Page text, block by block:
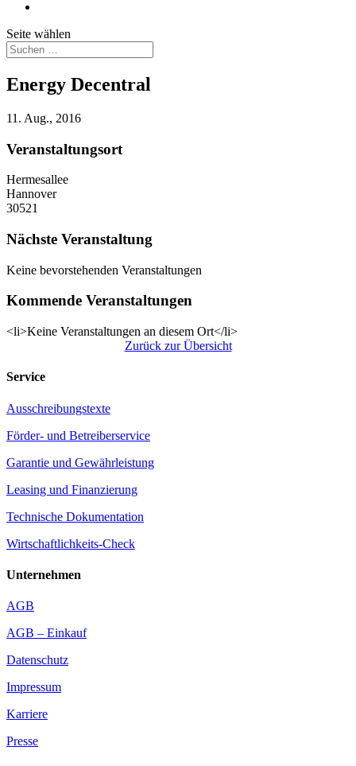
Seite wählen
Energy Decentral
11. Aug., 2016
Veranstaltungsort
Hermesallee
Hannover
30521
Nächste Veranstaltung
Keine bevorstehenden Veranstaltungen
Kommende Veranstaltungen
<li>Keine Veranstaltungen an diesem Ort</li>
Zurück zur Übersicht
Service
Ausschreibungstexte
Förder- und Betreiberservice
Garantie und Gewährleistung
Leasing und Finanzierung
Technische Dokumentation
Wirtschaftlichkeits-Check
Unternehmen
AGB
AGB – Einkauf
Datenschutz
Impressum
Karriere
Presse